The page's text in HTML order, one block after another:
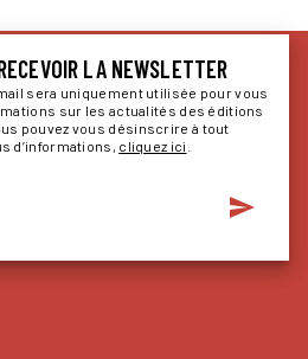
LA NEWSLETTER
sera uniquement utilisée pour vous
sur les actualités des éditions
pouvez vous désinscrire à tout
d’informations, cliquez ici
send